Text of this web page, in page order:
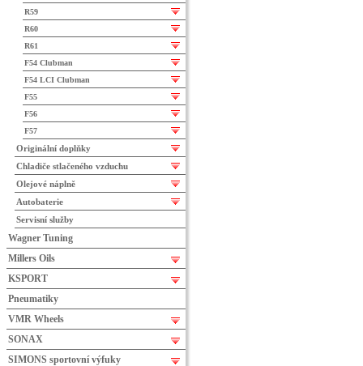
R59
R60
R61
F54 Clubman
F54 LCI Clubman
F55
F56
F57
Originální doplňky
Chladiče stlačeného vzduchu
Olejové náplně
Autobaterie
Servisní služby
Wagner Tuning
Millers Oils
KSPORT
Pneumatiky
VMR Wheels
SONAX
SIMONS sportovní výfuky